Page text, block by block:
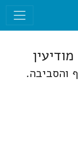
והסביבה.